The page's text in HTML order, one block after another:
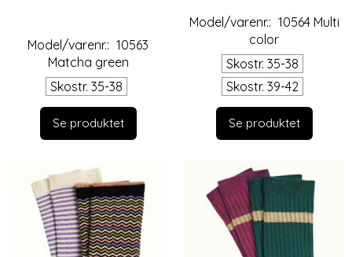
Model/varenr.: 10563
Matcha green
Skostr. 35-38
Se produktet
Model/varenr.: 10564 Multi
color
Skostr. 35-38
Skostr. 39-42
Se produktet